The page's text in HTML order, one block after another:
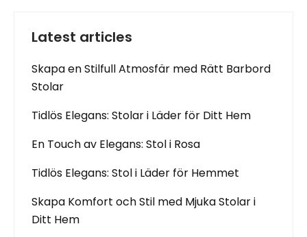
Latest articles
Skapa en Stilfull Atmosfär med Rätt Barbord
Stolar
Tidlös Elegans: Stolar i Läder för Ditt Hem
En Touch av Elegans: Stol i Rosa
Tidlös Elegans: Stol i Läder för Hemmet
Skapa Komfort och Stil med Mjuka Stolar i
Ditt Hem